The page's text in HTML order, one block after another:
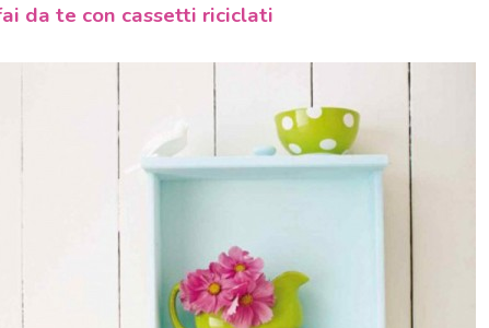
da te con cassetti riciclati